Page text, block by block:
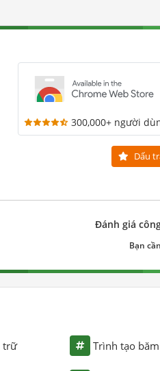
300,000+ người
Dấu
Đánh giá
Bạn
trữ Trình tạo băm